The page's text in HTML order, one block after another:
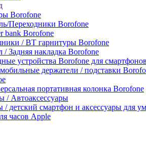
Borofone
Переходники Borofone
bank Borofone
/ BT гарнитуры Borofone
/ Задняя накладка Borofone
устройства Borofone для смартфонов
держатели / подставки
портативная колонка Borofone
/ Автоаксессуары
/ детский смартфон и аксессуары для
часов Apple